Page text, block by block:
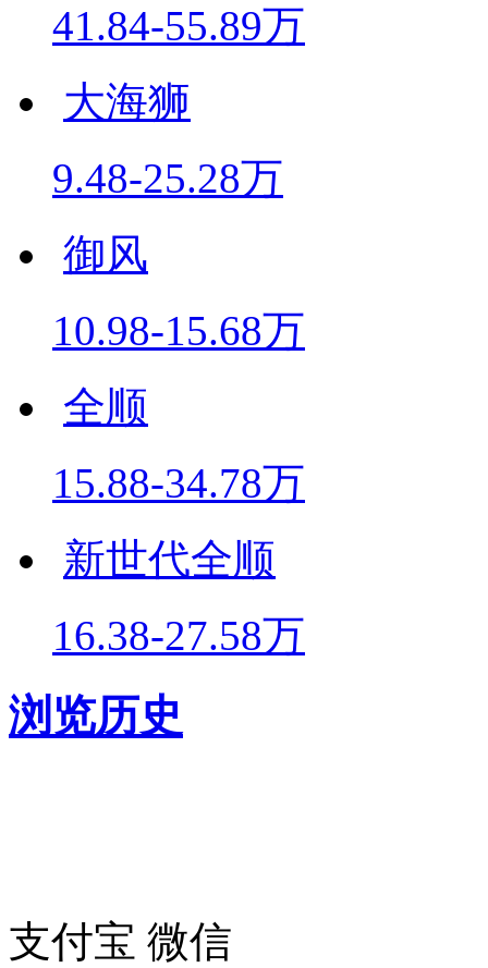
41.84-55.89万
大海狮
9.48-25.28万
御风
10.98-15.68万
全顺
15.88-34.78万
新世代全顺
16.38-27.58万
浏览历史
支付宝 微信